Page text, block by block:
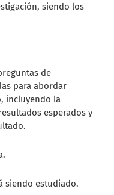
siendo los
de
para abordar
incluyendo la
esperados y
siendo estudiado.